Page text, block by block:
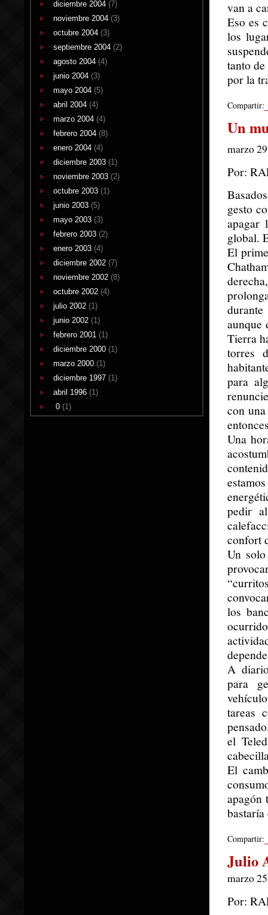
diciembre 2004 (7)
noviembre 2004 (3)
octubre 2004 (3)
septiembre 2004 (2)
agosto 2004 (4)
junio 2004 (3)
mayo 2004 (5)
abril 2004 (4)
marzo 2004 (4)
febrero 2004 (8)
enero 2004 (4)
diciembre 2003 (1)
noviembre 2003 (2)
octubre 2003 (1)
junio 2003 (5)
mayo 2003 (3)
febrero 2003 (2)
enero 2003 (4)
diciembre 2002 (7)
noviembre 2002 (8)
octubre 2002 (4)
julio 2002 (1)
junio 2002 (1)
febrero 2001 (1)
diciembre 2000 (1)
marzo 2000 (1)
diciembre 1997 (1)
abril 1996 (1)
0 (1)
van a
Eso es
los
tanto
por la
Compartir:
Un
marzo
Por:
gesto
apagar
global.
El
aunque
Tierra
torres
para
con
Una
pedir
confort
Un
los
A
para
tareas
el
El
apagón
Compartir:
Julio
marzo
Por: